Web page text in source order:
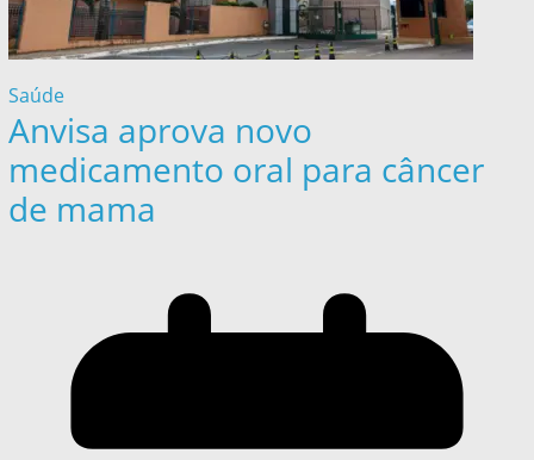
Saúde
Anvisa aprova novo
medicamento oral para câncer
de mama